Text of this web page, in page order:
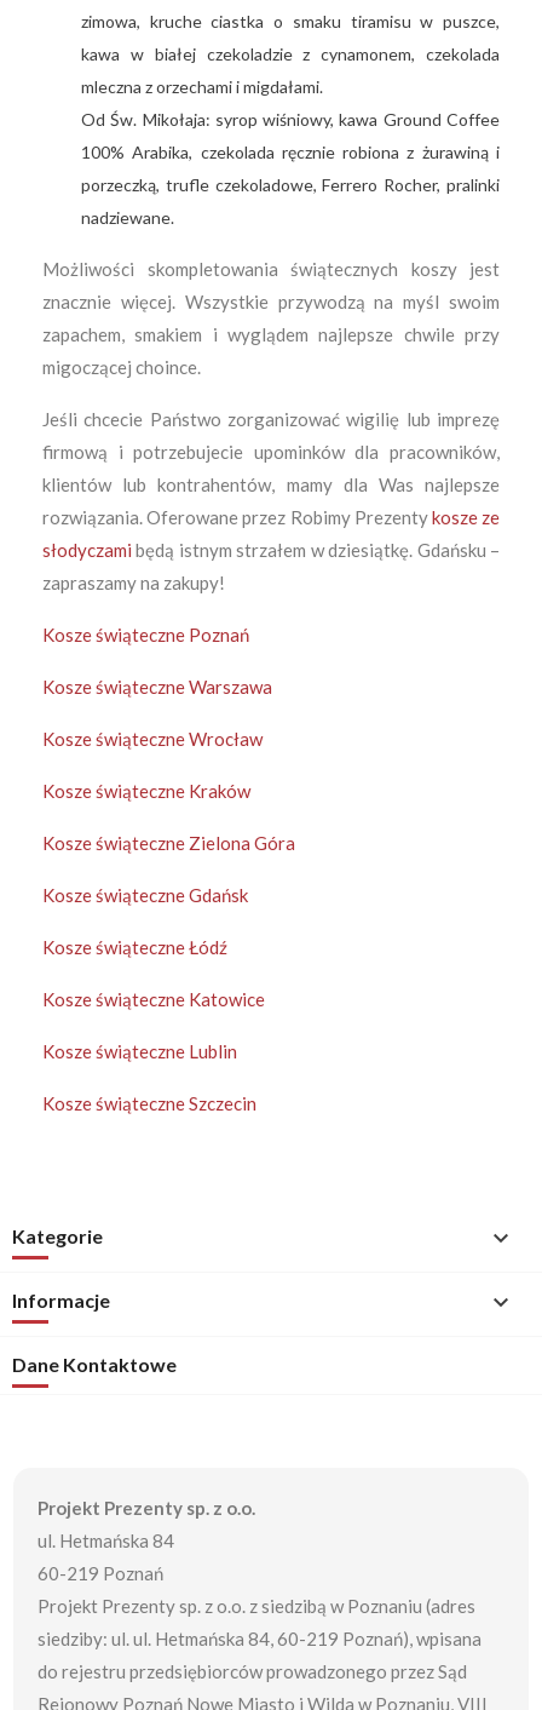
zimowa, kruche ciastka o smaku tiramisu w puszce,
kawa w białej czekoladzie z cynamonem, czekolada
mleczna z orzechami i migdałami.
Od Św. Mikołaja: syrop wiśniowy, kawa Ground Coffee
100% Arabika, czekolada ręcznie robiona z żurawiną i
porzeczką, trufle czekoladowe, Ferrero Rocher, pralinki
nadziewane.
Możliwości skompletowania świątecznych koszy jest
znacznie więcej. Wszystkie przywodzą na myśl swoim
zapachem, smakiem i wyglądem najlepsze chwile przy
migoczącej choince.
Jeśli chcecie Państwo zorganizować wigilię lub imprezę
firmową i potrzebujecie upominków dla pracowników,
klientów lub kontrahentów, mamy dla Was najlepsze
rozwiązania. Oferowane przez Robimy Prezentykosze ze
słodyczami będą istnym strzałem w dziesiątkę. Gdańsku –
zapraszamy na zakupy!
Kosze świąteczne Poznań
Kosze świąteczne Warszawa
Kosze świąteczne Wrocław
Kosze świąteczne Kraków
Kosze świąteczne Zielona Góra
Kosze świąteczne Gdańsk
Kosze świąteczne Łódź
Kosze świąteczne Katowice
Kosze świąteczne Lublin
Kosze świąteczne Szczecin
Kategorie 
Informacje 
Dane Kontaktowe
Projekt Prezenty sp. z o.o.
ul. Hetmańska 84
60-219 Poznań
Projekt Prezenty sp. z o.o. z siedzibą w Poznaniu (adres
siedziby: ul. ul. Hetmańska 84, 60-219 Poznań), wpisana
do rejestru przedsiębiorców prowadzonego przez Sąd
Rejonowy Poznań Nowe Miasto i Wilda w Poznaniu, VIII